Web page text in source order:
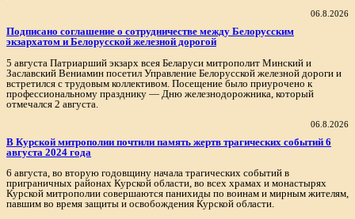
06.8.2026
Подписано соглашение о сотрудничестве между Белорусским
экзархатом и Белорусской железной дорогой
5 августа Патриарший экзарх всея Беларуси митрополит Минский и
Заславский Вениамин посетил Управление Белорусской железной дороги и
встретился с трудовым коллективом. Посещение было приурочено к
профессиональному празднику — Дню железнодорожника, который
отмечался 2 августа.
06.8.2026
В Курской митрополии почтили память жертв трагических событий 6
августа 2024 года
6 августа, во вторую годовщину начала трагических событий в
приграничных районах Курской области, во всех храмах и монастырях
Курской митрополии совершаются панихиды по воинам и мирным жителям,
павшим во время защиты и освобождения Курской области.